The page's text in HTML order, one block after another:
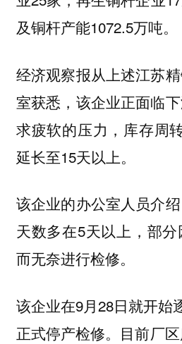
及铜杆产能1072.5万吨。
经济观察报从上述江苏
室获悉，该企业正面临
求疲软的压力，库存周
延长至15天以上。
该企业的办公室人员介
天数多在5天以上，部
而无奈进行检修。
该企业在9月28日就开始
正式停产检修。目前厂区